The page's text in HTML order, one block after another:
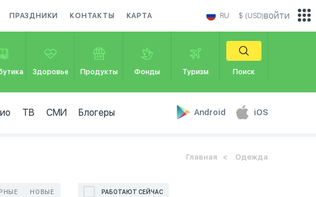
ПРАЗДНИКИ КОНТАКТЫ КАРТА RU $ (USD)
Здоровье Продукты Фонды Туризм Поиск
ТВ СМИ Блогеры Android iOS
войти
Главная Одежда
НОВЫЕ РАБОТАЮТ СЕЙЧАС